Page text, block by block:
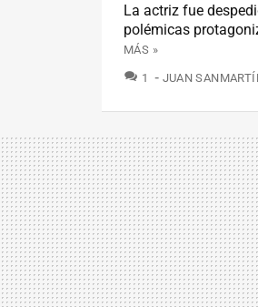
La actriz fue
polémicas
MÁS »
1 COMENTARIOS
JUAN